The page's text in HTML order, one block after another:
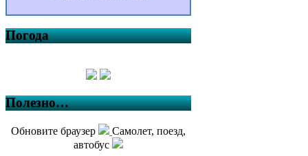
Погода
Полезно…
Обновите браузер
Самолет, поезд,
автобус